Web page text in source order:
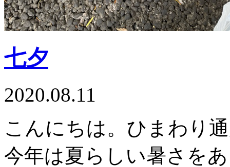
七夕
2020.08.11
こんにちは。ひまわり
今年は夏らしい暑さを